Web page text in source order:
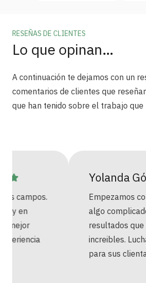
RESEÑAS DE CLIENTES
Lo que opinan…
A continuación te dejamos con un
comentarios de clientes que
que han tenido sobre el trabajo que
Yolanda Gómez
Empezamos con un proceso
algo complicado y
resultados que son
increibles. Lucha hasta el
para sus clientas.